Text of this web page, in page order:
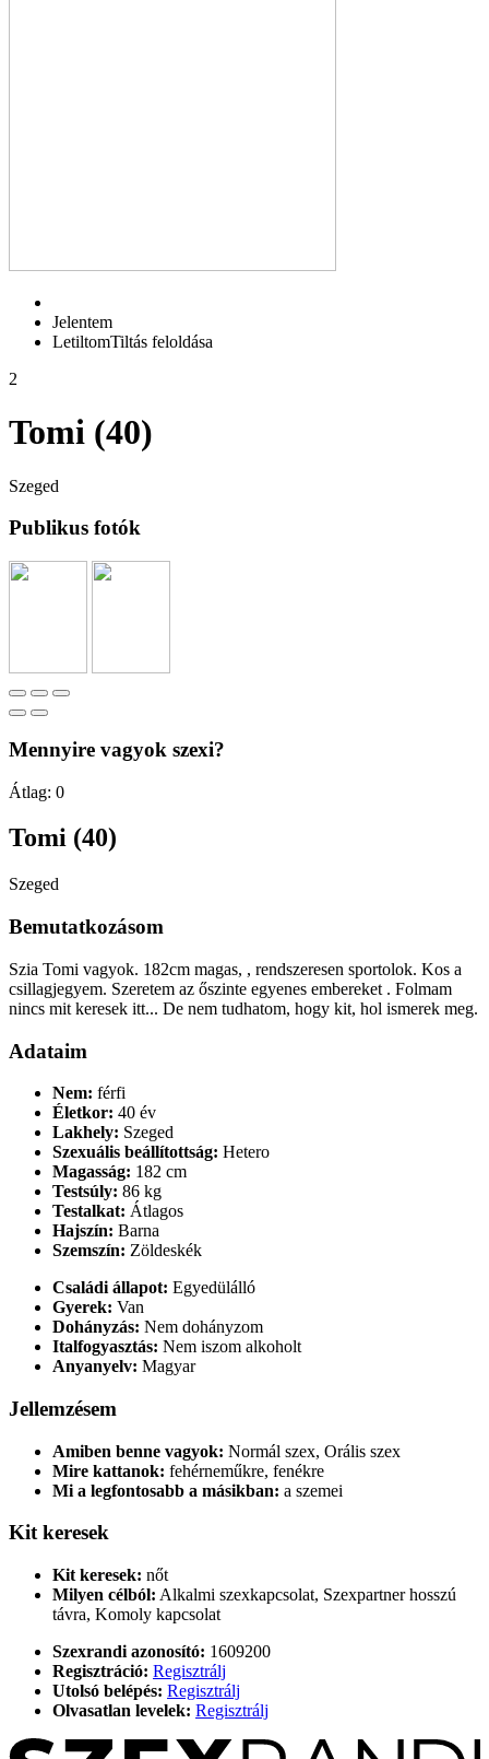
Jelentem
LetiltomTiltás feloldása
2
Tomi (40)
Szeged
Publikus fotók
Mennyire vagyok szexi?
Átlag: 0
Tomi (40)
Szeged
Bemutatkozásom
Szia Tomi vagyok. 182cm magas, , rendszeresen sportolok. Kos a
csillagjegyem. Szeretem az őszinte egyenes embereket . Folmam
nincs mit keresek itt... De nem tudhatom, hogy kit, hol ismerek meg.
Adataim
Nem: férfi
Életkor: 40 év
Lakhely: Szeged
Szexuális beállítottság: Hetero
Magasság: 182 cm
Testsúly: 86 kg
Testalkat: Átlagos
Hajszín: Barna
Szemszín: Zöldeskék
Családi állapot: Egyedülálló
Gyerek: Van
Dohányzás: Nem dohányzom
Italfogyasztás: Nem iszom alkoholt
Anyanyelv: Magyar
Jellemzésem
Amiben benne vagyok: Normál szex, Orális szex
Mire kattanok: fehérneműkre, fenékre
Mi a legfontosabb a másikban: a szemei
Kit keresek
Kit keresek: nőt
Milyen célból: Alkalmi szexkapcsolat, Szexpartner hosszú
távra, Komoly kapcsolat
Szexrandi azonosító: 1609200
Regisztráció: Regisztrálj
Utolsó belépés: Regisztrálj
Olvasatlan levelek: Regisztrálj